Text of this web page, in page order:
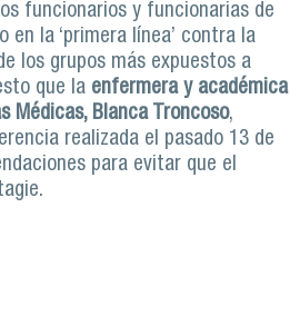
funcionarios y funcionarias de
en la ‘primera línea’ contra la
los grupos más expuestos a
que la enfermera y académica
Médicas, Blanca Troncoso,
realizada el pasado 13 de
para evitar que el
recomendaciones para